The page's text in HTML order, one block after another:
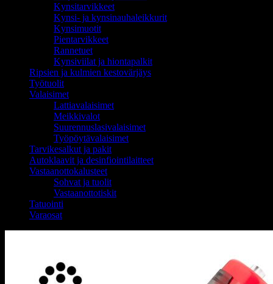
Kynsitarvikkeet
Kynsi- ja kynsinauhaleikkurit
Kynsimuotit
Pientarvikkeet
Rannetuet
Kynsiviilat ja hiontapalkit
Ripsien ja kulmien kestovärjäys
Työtuolit
Valaisimet
Lattiavalaisimet
Meikkivalot
Suurennuslasivalaisimet
Työpöytävalaisimet
Tarvikesalkut ja pakit
Autoklaavit ja desinfiointilaitteet
Vastaanottokalusteet
Sohvat ja tuolit
Vastaanottotiskit
Tatuointi
Varaosat